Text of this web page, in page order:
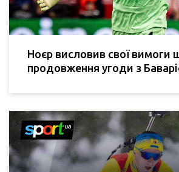
Ноєр висловив свої вимоги
продовження угоди з